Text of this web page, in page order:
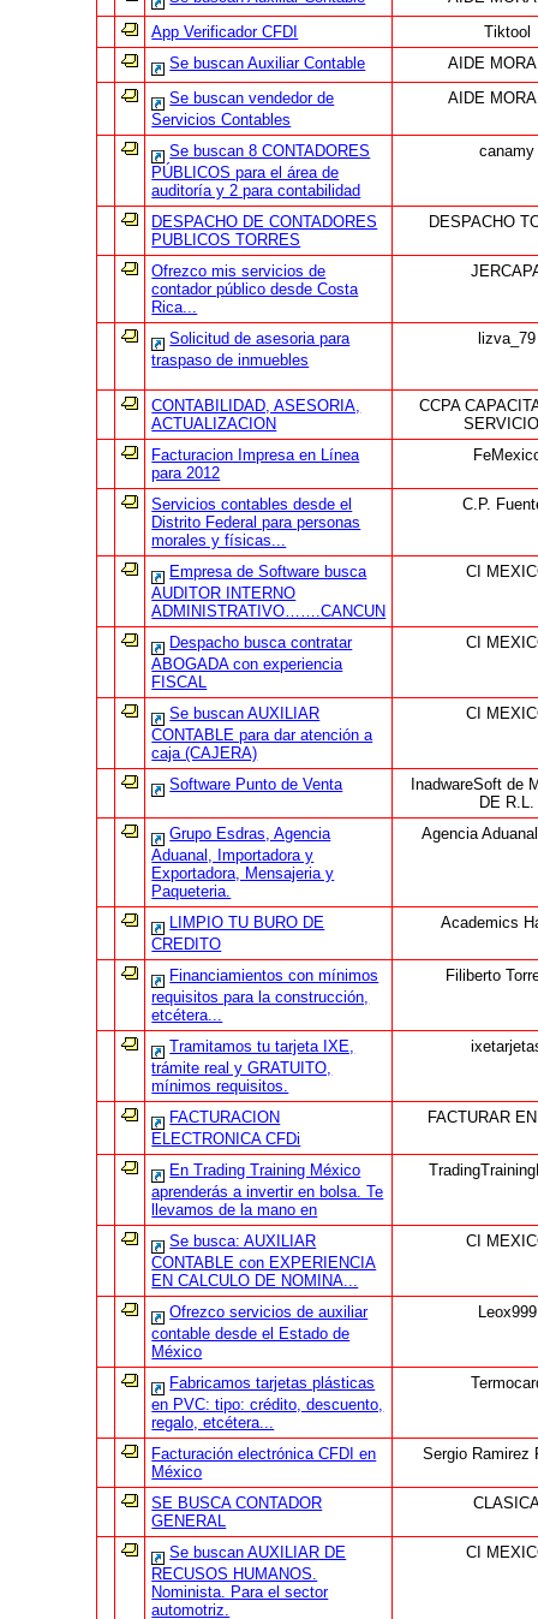
App Verificador CFDI
Tiktool
Se buscan Auxiliar Contable
AIDE
Se buscan vendedor de
Servicios Contables
AIDE
Se buscan 8 CONTADORES
PÚBLICOS para el área de
auditoría y 2 para contabilidad
canamy
DESPACHO DE CONTADORES
PUBLICOS TORRES
DESPACHO
Ofrezco mis servicios de
contador público desde Costa
Rica...
Solicitud de asesoria para
traspaso de inmuebles
lizva_79
CONTABILIDAD, ASESORIA,
ACTUALIZACION
CCPA
Facturacion Impresa en Línea
para 2012
Servicios contables desde el
Distrito Federal para personas
morales y físicas...
C.P.
Empresa de Software busca
AUDITOR INTERNO
ADMINISTRATIVO…….CANCUN
CI
Despacho busca contratar
ABOGADA con experiencia
FISCAL
CI
Se buscan AUXILIAR
CONTABLE para dar atención a
caja (CAJERA)
CI
Software Punto de Venta
InadwareSoft de
DE R.L.
Grupo Esdras, Agencia
Aduanal, Importadora y
Exportadora, Mensajeria y
Paqueteria.
Agencia
LIMPIO TU BURO DE
CREDITO
Academics
Financiamientos con mínimos
requisitos para la construcción,
etcétera...
Filiberto
Tramitamos tu tarjeta IXE,
trámite real y GRATUITO,
mínimos requisitos.
FACTURACION
ELECTRONICA CFDi
FACTURAR
En Trading Training México
aprenderás a invertir en bolsa. Te
llevamos de la mano en
Se busca: AUXILIAR
CONTABLE con EXPERIENCIA
EN CALCULO DE NOMINA...
CI
Ofrezco servicios de auxiliar
contable desde el Estado de
México
Leox999
Fabricamos tarjetas plásticas
en PVC: tipo: crédito, descuento,
regalo, etcétera...
Facturación electrónica CFDI en
México
Sergio Ramirez
SE BUSCA CONTADOR
GENERAL
Se buscan AUXILIAR DE
RECUSOS HUMANOS.
Nominista. Para el sector
automotriz.
CI